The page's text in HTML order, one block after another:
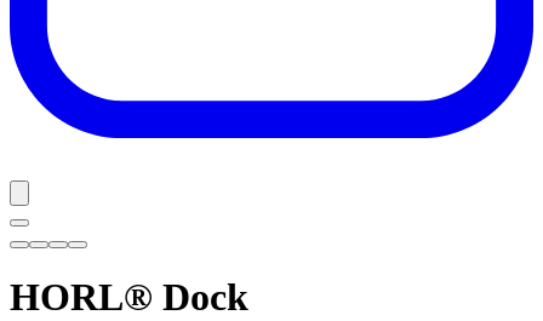
HORL® Dock